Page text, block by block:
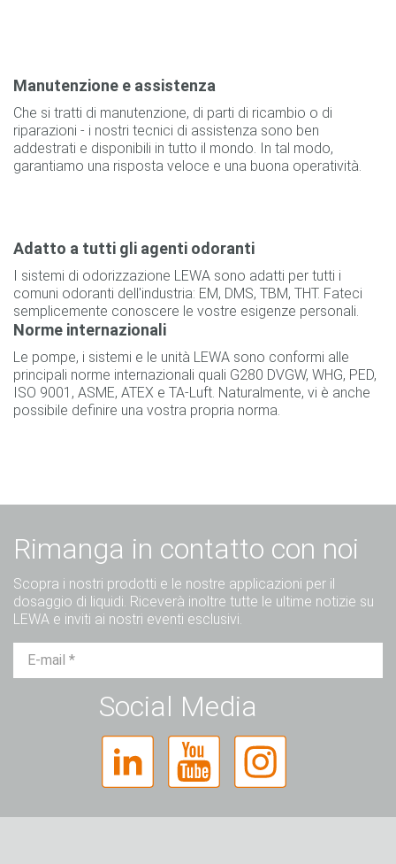
Manutenzione e assistenza
Che si tratti di manutenzione, di parti di ricambio o di
riparazioni - i nostri tecnici di assistenza sono ben
addestrati e disponibili in tutto il mondo. In tal modo,
garantiamo una risposta veloce e una buona operatività.
Adatto a tutti gli agenti odoranti
I sistemi di odorizzazione LEWA sono adatti per tutti i
comuni odoranti dell'industria: EM, DMS, TBM, THT. Fateci
semplicemente conoscere le vostre esigenze personali.
Norme internazionali
Le pompe, i sistemi e le unità LEWA sono conformi alle
principali norme internazionali quali G280 DVGW, WHG, PED,
ISO 9001, ASME, ATEX e TA-Luft. Naturalmente, vi è anche
possibile definire una vostra propria norma.
Rimanga in contatto con noi
Scopra i nostri prodotti e le nostre applicazioni per il
dosaggio di liquidi. Riceverà inoltre tutte le ultime notizie su
LEWA e inviti ai nostri eventi esclusivi.
Sig.ra Diverso
Social Media